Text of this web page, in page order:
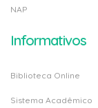
NAP
Informativos
Biblioteca Online
Sistema Acadêmico